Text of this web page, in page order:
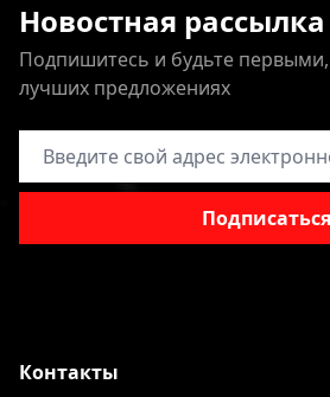
Новостная рассылка
Подпишитесь и будьте первыми,
лучших предложениях
Адрес электронной почты
Подписаться
Контакты